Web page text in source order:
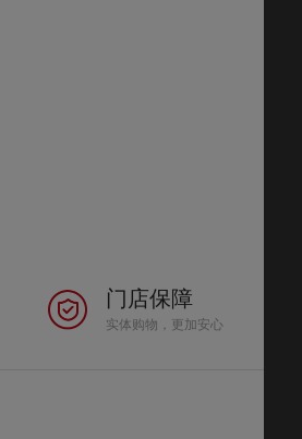
门店保障
实体购物，更加安心